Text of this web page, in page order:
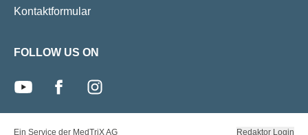
Kontaktformular
FOLLOW US ON
youtube facebookinstagram
Ein Service der MedTriX AG Redaktor Login